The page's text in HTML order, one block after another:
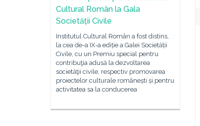
Cultural Român la Gala
Societății Civile
Institutul Cultural Român a fost distins,
la cea de-a IX-a ediție a Galei Societății
Civile, cu un Premiu special pentru
contribuţia adusă la dezvoltarea
societăţii civile, respectiv promovarea
proiectelor culturale românești și pentru
activitatea sa la conducerea